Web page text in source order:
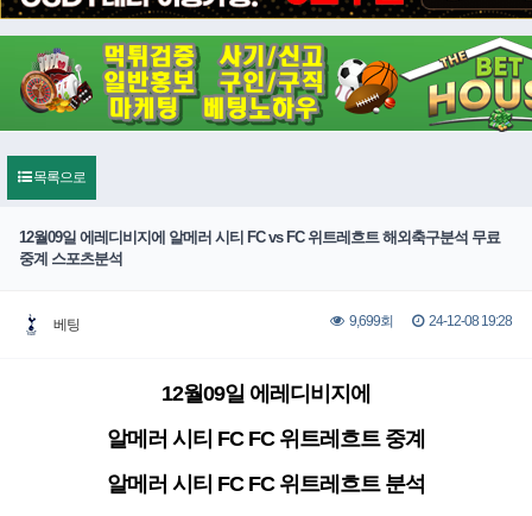
목록으로
12월09일 에레디비지에 알메러 시티 FC vs FC 위트레흐트 해외축구분석 무료
중계 스포츠분석
베팅 9,699회 24-12-08 19:28
12월09일 에레디비지에
알메러 시티 FC FC 위트레흐트 중계
알메러 시티 FC FC 위트레흐트 분석